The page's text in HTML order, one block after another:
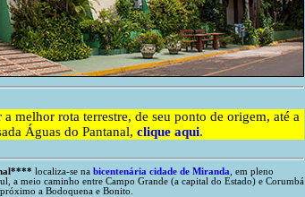
a melhor rota terrestre, de seu ponto de origem, até a
Águas do Pantanal, clique aqui.
localiza-se na bicentenária cidade de Miranda , em pleno
a meio caminho entre Campo Grande (a capital do Estado) e Corumbá
a Bodoquena e Bonito.